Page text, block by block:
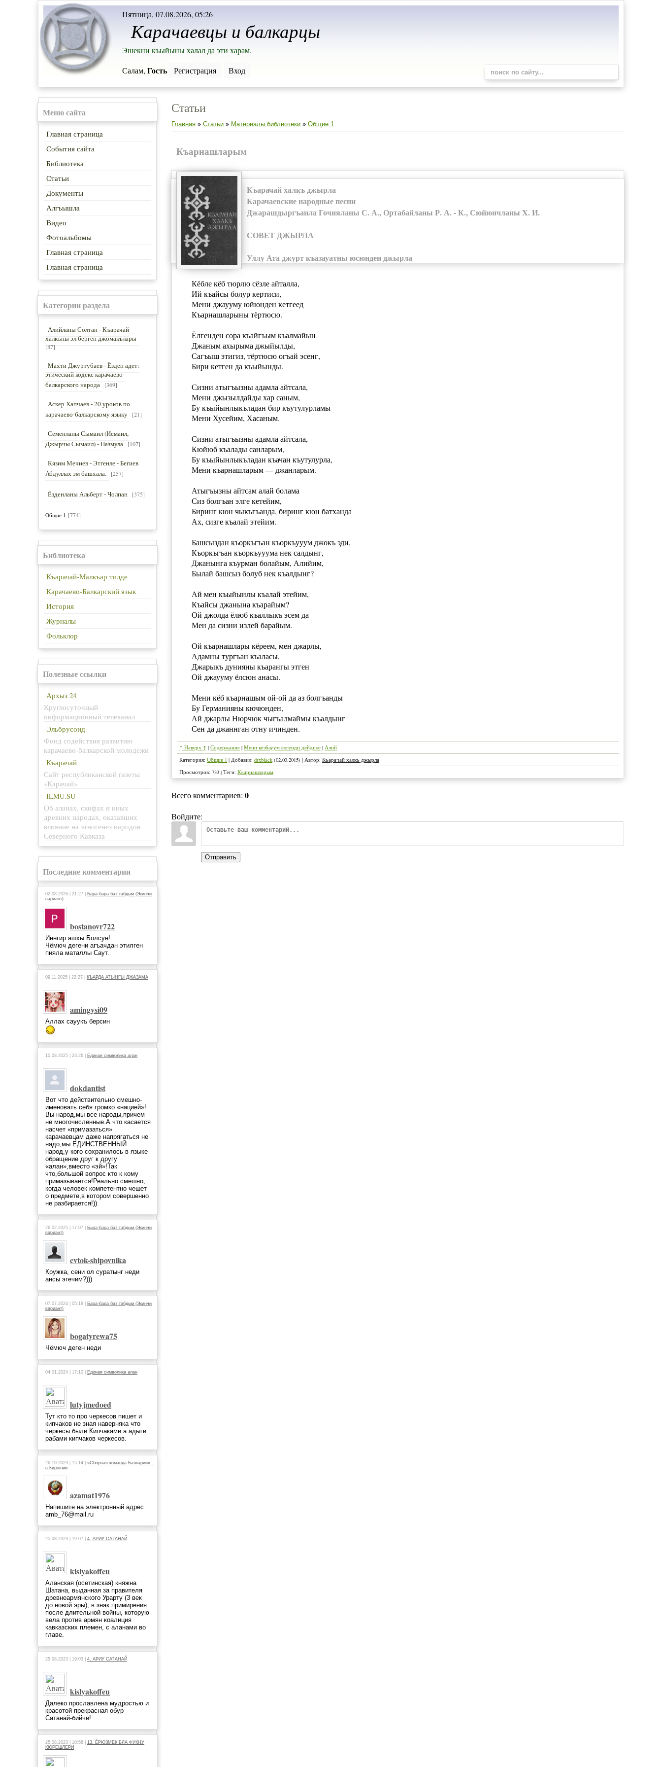
Пятница, 07.08.2026, 05:26
Карачаевцы и балкарцы
Салам, Гость Регистрация Вход
Эшекни къыйыны халал да эти харам.
Меню сайта
Главная страница
События сайта
Библиотека
Статьи
Документы
Алгъышла
Видео
Фотоальбомы
Главная страница
Главная страница
Категории раздела
Алийланы Солтан - Къарачай
халкъны эл берген джомакълары
[87]
Махти Джуртубаев - Ёзден адет:
этический кодекс карачаево-
балкарского народа
[369]
Аскер Хапчаев - 20 уроков по
карачаево-балкарскому языку
[21]
Семенланы Сымаил (Исмаил,
Джырчы Сымаил) - Назмула
[107]
Кязим Мечиев - Этгенле - Бегиев
Абдуллах эм башхала.
[257]
Ёзденланы Альберт - Чолпан [375]
Общие 1 [774]
Библиотека
Къарачай-Малкъар тилде
Карачаево-Балкарский язык
История
Журналы
Фольклор
Полезные ссылки
Архыз 24
Круглосуточный
информационный телеканал
Эльбрусоид
Фонд содействия развитию
карачаево-балкарской молодежи
Къарачай
Сайт республиканской газеты
«Карачай»
ILMU.SU
Об аланах, скифах и иных
древних народах, оказавших
влияние на этногенез народов
Северного Кавказа
Последние комментарии
02.08.2026 | 21:27 | Бара-бара баз табдым (Экинчи
вариант)
bostanovr722
Иннгир ашхы Болсун!
Чёмюч дегени агъачдан этилген
пияла маталлы Саут.
09.11.2025 | 22:27 | КЪАРДА АТЫНГЫ ДЖАЗАМА
amingysi09
Аллах сауукъ берсин
10.08.2025 | 23:26 | Единая символика алан
dokdantist
Вот что действительно смешно-
именовать себя громко «нацией»!
Вы народ,мы все народы,причем
не многочисленные.А что касается
насчет «примазаться»
карачаевцам даже напрягаться не
надо,мы ЕДИНСТВЕННЫЙ
народ,у кого сохранилось в языке
обращение друг к другу
«алан»,вместо «эй»!Так
что,большой вопрос кто к кому
примазывается!Реально смешно,
когда человек компетентно чешет
о предмете,в котором совершенно
не разбирается!))
26.02.2025 | 17:07 | Бара-бара баз табдым (Экинчи
вариант)
cvtok-shipovnika
Кружка, сени ол суратынг неди
ансы эгечим?)))
07.07.2024 | 05:19 | Бара-бара баз табдым (Экинчи
вариант)
bogatyrewa75
Чёмюч деген неди
04.01.2024 | 17:10 | Единая символика алан
lutyjmedoed
Тут кто то про черкесов пишет и
кипчаков не зная наверняка что
черкесы были Кипчаками а адыги
рабами кипчаков черкесов.
26.10.2023 | 15:14 | «Сборная команда Балкарии»…
в Киргизии
azamat1976
Напишите на электронный адрес
amb_76@mail.ru
25.08.2023 | 19:07 | 4. АРИУ САТАНАЙ
kislyakoffeu
Аланская (осетинская) княжна
Шатана, выданная за правителя
древнеармянского Урарту (3 век
до новой эры), в знак примирения
после длительной войны, которую
вела против армян коалиция
кавказских племен, с аланами во
главе.
25.08.2023 | 19:03 | 4. АРИУ САТАНАЙ
kislyakoffeu
Далеко прославлена мудростью и
красотой прекрасная обур
Сатанай-бийче!
25.08.2023 | 10:56 | 13. ЁРЮЗМЕК БЛА ФУКНУ
КЮРЕШЛЕРИ
Статьи
Главная » Статьи » Материалы библиотеки » Общие 1
Къарнашларым
Къарачай халкъ джырла
Карачаевские народные песни
Джарашдыргъанла Гочияланы С. А., Ортабайланы Р. А. - К., Сюйюнчланы X. И.
СОВЕТ ДЖЫРЛА
Уллу Ата джурт къазауатны юсюнден джырла
Кёбле кёб тюрлю сёзле айталла,
Ий къайсы болур кертиси,
Мени джаууму юйюнден кетгеед
Къарнашларыны тёртюсю.
Ёлгенден сора къайгъым къалмайын
Джаным ахырыма джыйылды,
Сагъыш этигиз, тёртюсю огъай эсенг,
Бири кетген да къыйынды.
Сизни атыгъызны адамла айтсала,
Мени джызылдайды хар саным,
Бу къыйынлыкъладан бир къутулурламы
Мени Хусейим, Хасаным.
Сизни атыгъызны адамла айтсала,
Кюйюб къалады санларым,
Бу къыйынлыкъладан къачан къутулурла,
Мени къарнашларым — джанларым.
Атыгъызны айтсам алай болама
Сиз болгъан элге кетейим,
Биринг кюн чыкъгъанда, биринг кюн батханда
Ах, сизге къалай этейим.
Башсыздан къоркъгъан къоркъууум джокъ эди,
Къоркъгъан къоркъууума нек салдынг,
Джанынга къурман болайым, Алийим,
Былай башсыз болуб нек къалдынг?
Ай мен къыйынлы къалай этейим,
Къайсы джанына къарайым?
Ой джолда ёлюб къаллыкъ эсем да
Мен да сизни излей барайым.
Ой къарнашлары кёреем, мен джарлы,
Адамны тургъан къаласы,
Джарыкъ дунияны къарангы этген
Ой джаууму ёлсюн анасы.
Мени кёб къарнашым ой-ой да аз болгъанды
Бу Германияны кючюнден,
Ай джарлы Нюрчюк чыгъалмаймы къалдынг
Сен да джаннган отну ичинден.
↑ Наверх ↑ | Содержание | Мени кёзбауум ёлгенди дейдиле | Алий
Категория: Общие 1 | Добавил: drxblack (02.03.2015) | Автор: Къарачай халкъ джырла
Просмотров: 733 | Теги: Къарнашларым
Всего комментариев: 0
Войдите:
Отправить